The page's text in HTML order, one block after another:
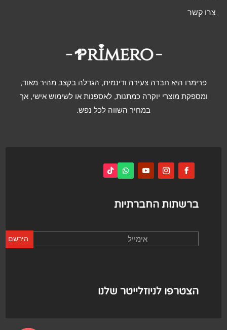
צרו קשר
פרימרו היא חברה צעירה ודינמית, הגדלה בקצב מהיר מאוד,
ומספקת מוצרי יוקרה כמתנות, לאספנות או לשימוש אישי, אך
במחיר השווה לכל נפש.
ברשתות החברתיות
הירשם
הצטרפו לניוזלייטר שלנו